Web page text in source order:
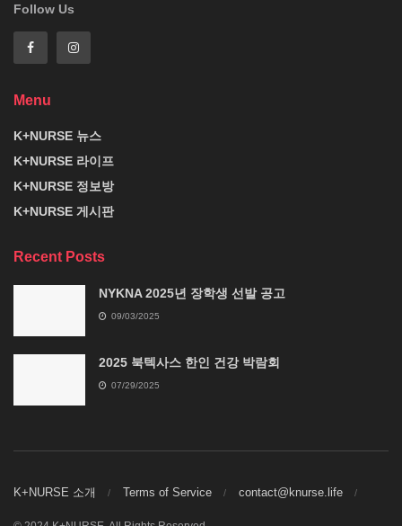
Follow Us
Menu
K+NURSE 뉴스
K+NURSE 라이프
K+NURSE 정보방
K+NURSE 게시판
Recent Posts
NYKNA 2025년 장학생 선발 공고
09/03/2025
2025 북텍사스 한인 건강 박람회
07/29/2025
K+NURSE 소개 Terms of Service contact@knurse.life